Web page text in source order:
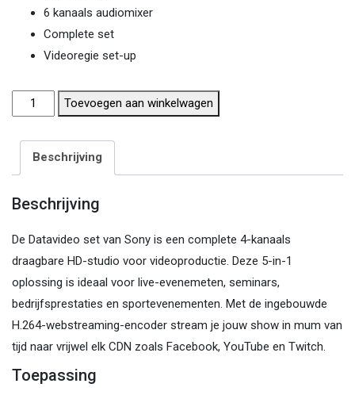
6 kanaals audiomixer
Complete set
Videoregie set-up
Sony
Datavideo
videoregie
aantal
Toevoegen aan winkelwagen
Beschrijving
Beschrijving
De Datavideo set van Sony is een complete 4-kanaals
draagbare HD-studio voor videoproductie. Deze 5-in-1
oplossing is ideaal voor live-evenemeten, seminars,
bedrijfsprestaties en sportevenementen. Met de ingebouwde
H.264-webstreaming-encoder stream je jouw show in mum van
tijd naar vrijwel elk CDN zoals Facebook, YouTube en Twitch.
Toepassing